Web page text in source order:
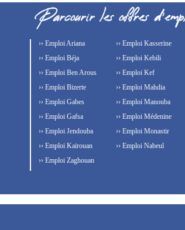
›› Emploi Ariana
›› Emploi Béja
›› Emploi Ben Arous
›› Emploi Bizerte
›› Emploi Gabes
›› Emploi Gafsa
›› Emploi Jendouba
›› Emploi Kairouan
›› Emploi Kasserine
›› Emploi Kebili
›› Emploi Kef
›› Emploi Mahdia
›› Emploi Manouba
›› Emploi Médenine
›› Emploi Monastir
›› Emploi Nabeul
›› Emploi Zaghouan